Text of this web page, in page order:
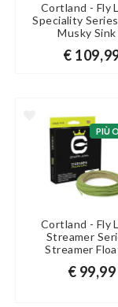
Cortland - Fly
Speciality
Musky Sink
€
PIÙ
Cortland - Fly
Streamer
Streamer
€ 99,99